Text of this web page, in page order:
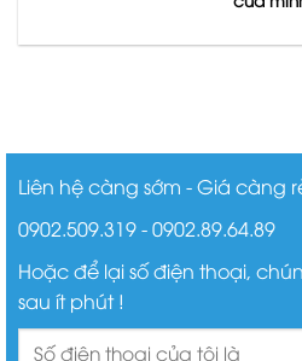
Liên hệ càng sớm - Giá càng
0902.509.319 - 0902.89.64.89
Hoặc để lại số điện thoại,
sau ít phút !